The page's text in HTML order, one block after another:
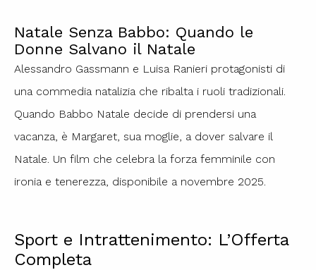
Natale Senza Babbo: Quando le
Donne Salvano il Natale
Alessandro Gassmann e Luisa Ranieri protagonisti di
una commedia natalizia che ribalta i ruoli tradizionali.
Quando Babbo Natale decide di prendersi una
vacanza, è Margaret, sua moglie, a dover salvare il
Natale. Un film che celebra la forza femminile con
ironia e tenerezza, disponibile a novembre 2025.
Sport e Intrattenimento: L’Offerta
Completa